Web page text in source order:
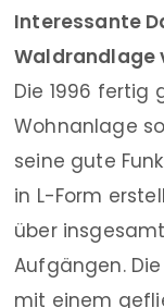
Interessante
Waldrandlage
Die 1996 fertig
Wohnanlage
seine gute
in L-Form
über
Aufgängen.
mit einem